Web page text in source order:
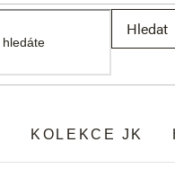
Hledat
KOLEKCE JK